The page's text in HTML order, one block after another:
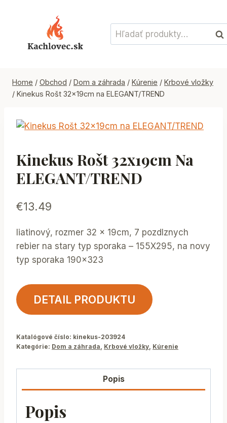
Hľadať:
Home / Obchod / Dom a záhrada / Kúrenie / Krbové vložky
/ Kinekus Rošt 32x19cm na ELEGANT/TREND
Kinekus Rošt 32x19cm Na
ELEGANT/TREND
€13.49
liatinový, rozmer 32 x 19cm, 7 pozdlznych
rebier na stary typ sporaka – 155X295, na novy
typ sporaka 190×323
DETAIL PRODUKTU
Katalógové číslo: kinekus-203924
Kategórie: Dom a záhrada, Krbové vložky, Kúrenie
Popis
Popis